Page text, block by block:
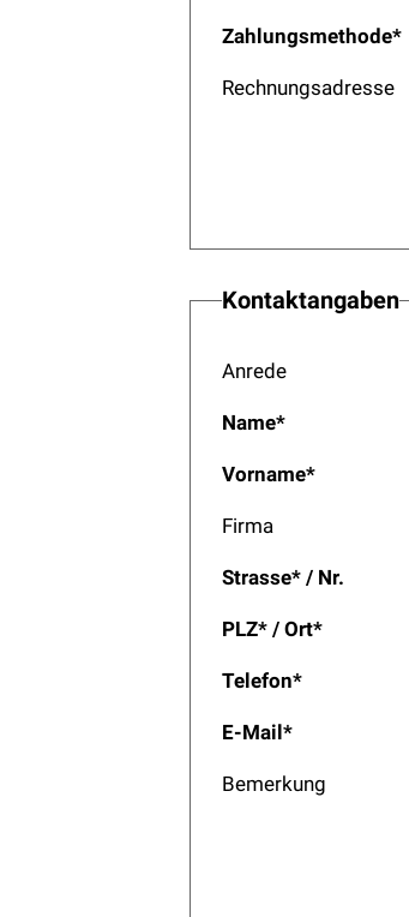
Zahlungsmethode*
Rechnungsadresse
Kontaktangaben
Anrede
Name*
Vorname*
Firma
Strasse*/ Nr.
PLZ*/ Ort*
Telefon*
E-Mail*
Bemerkung